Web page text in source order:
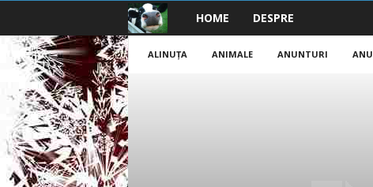
a
HOME DESPRE
ALINUŢA ANIMALE ANUNTURI